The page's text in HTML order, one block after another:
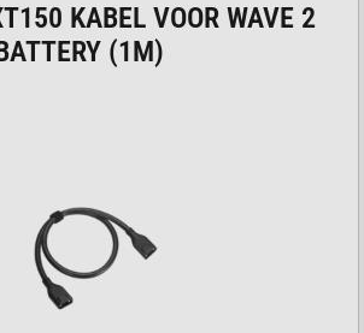
KABEL VOOR WAVE 2
(1M)